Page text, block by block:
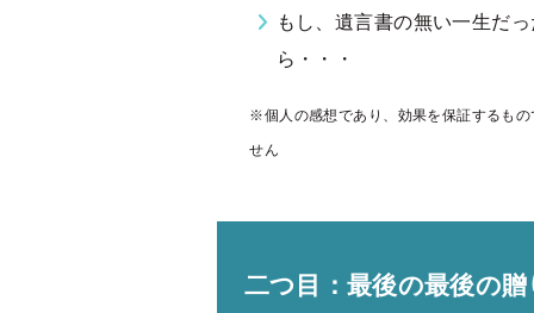
もし、遺言書の無い一生だ
ら・・・
※個人の感想であり、効果を保証するもの
せん
二つ目：最後の最後の贈